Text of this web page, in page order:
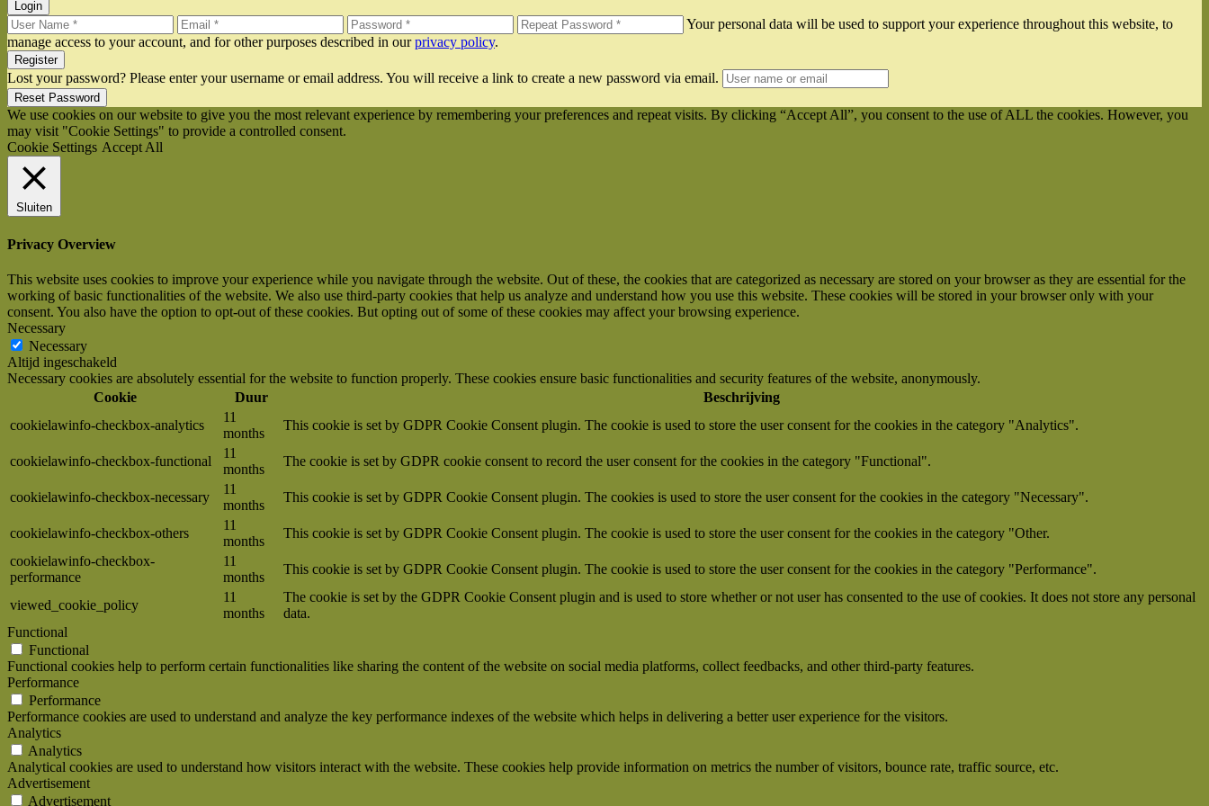
Login
Your personal data will be used to support your experience throughout this website, to
manage access to your account, and for other purposes described in ourprivacy policy.
Register
Lost your password? Please enter your username or email address. You will receive a link to create a new password via email.
Reset Password
We use cookies on our website to give you the most relevant experience by remembering your preferences and repeat visits. By clicking “Accept All”, you consent to the use of ALL the cookies. However, you
may visit "Cookie Settings" to provide a controlled consent.
Cookie Settings Accept All
Sluiten
Privacy Overview
This website uses cookies to improve your experience while you navigate through the website. Out of these, the cookies that are categorized as necessary are stored on your browser as they are essential for the
working of basic functionalities of the website. We also use third-party cookies that help us analyze and understand how you use this website. These cookies will be stored in your browser only with your
consent. You also have the option to opt-out of these cookies. But opting out of some of these cookies may affect your browsing experience.
Necessary
Necessary
Altijd ingeschakeld
Necessary cookies are absolutely essential for the website to function properly. These cookies ensure basic functionalities and security features of the website, anonymously.
Cookie
Duur
Beschrijving
cookielawinfo-checkbox-analytics
11
months
This cookie is set by GDPR Cookie Consent plugin. The cookie is used to store the user consent for the cookies in the category "Analytics".
cookielawinfo-checkbox-functional
11
months
The cookie is set by GDPR cookie consent to record the user consent for the cookies in the category "Functional".
cookielawinfo-checkbox-necessary
11
months
This cookie is set by GDPR Cookie Consent plugin. The cookies is used to store the user consent for the cookies in the category "Necessary".
cookielawinfo-checkbox-others
11
months
This cookie is set by GDPR Cookie Consent plugin. The cookie is used to store the user consent for the cookies in the category "Other.
cookielawinfo-checkbox-
performance
11
months
This cookie is set by GDPR Cookie Consent plugin. The cookie is used to store the user consent for the cookies in the category "Performance".
viewed_cookie_policy
11
months
The cookie is set by the GDPR Cookie Consent plugin and is used to store whether or not user has consented to the use of cookies. It does not store any personal
data.
Functional
Functional
Functional cookies help to perform certain functionalities like sharing the content of the website on social media platforms, collect feedbacks, and other third-party features.
Performance
Performance
Performance cookies are used to understand and analyze the key performance indexes of the website which helps in delivering a better user experience for the visitors.
Analytics
Analytics
Analytical cookies are used to understand how visitors interact with the website. These cookies help provide information on metrics the number of visitors, bounce rate, traffic source, etc.
Advertisement
Advertisement